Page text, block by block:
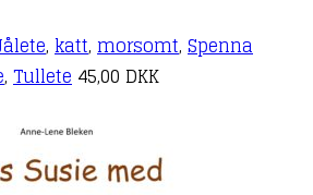
, katt, morsomt, Spenna
, Tullete 45,00 DKK